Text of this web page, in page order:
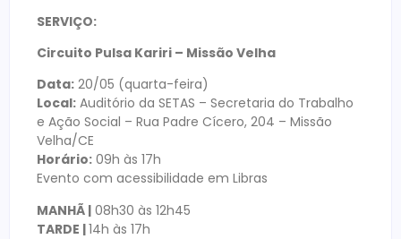
SERVIÇO:
Circuito Pulsa Kariri – Missão Velha
Data: 20/05 (quarta-feira)
Local: Auditório da SETAS – Secretaria do Trabalho
e Ação Social – Rua Padre Cícero, 204 – Missão
Velha/CE
Horário: 09h às 17h
Evento com acessibilidade em Libras
MANHÃ | 08h30 às 12h45
TARDE |14h às 17h